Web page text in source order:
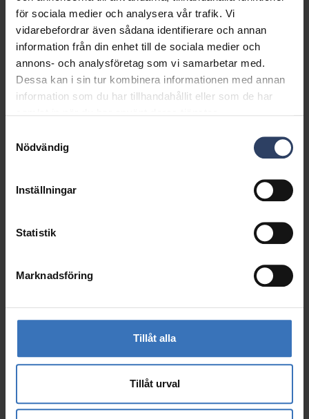
för sociala medier och analysera vår trafik. Vi
vidarebefordrar även sådana identifierare och annan
information från din enhet till de sociala medier och
annons- och analysföretag som vi samarbetar med.
Dessa kan i sin tur kombinera informationen med annan
information som du har tillhandahållit eller som de har
Nödvändig
Inställningar
Statistik
Marknadsföring
Tillåt alla
Tillåt urval
Frost -40°C
Visa produkter